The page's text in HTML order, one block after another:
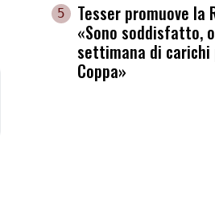
5
Tesser promuove la
«Sono soddisfatto,
settimana di carichi
Coppa»